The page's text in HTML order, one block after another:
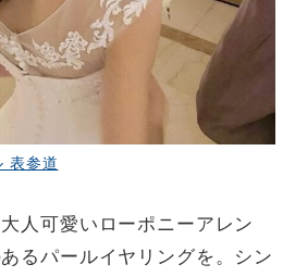
表参道
人可愛いローポニーアレン
るパールイヤリングを。シン